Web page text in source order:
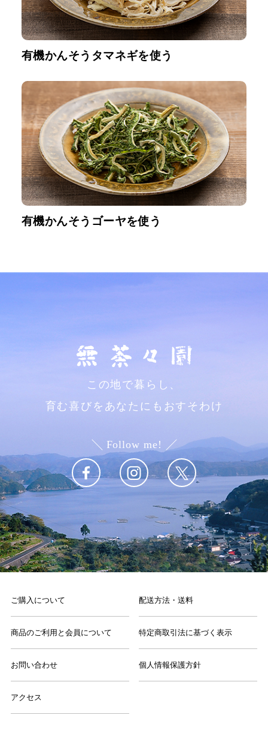
有機かんそうタマネギを使う
有機かんそうゴーヤを使う
この地で暮らし、
育む喜びをあなたにもおすそわけ
Follow me!
ご購入について 配送方法・送料
商品のご利用と会員について 特定商取引法に基づく表示
お問い合わせ 個人情報保護方針
アクセス